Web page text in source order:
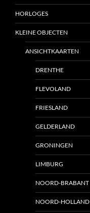
HORLOGES
KLEINE OBJECTEN
ANSICHTKAARTEN
DRENTHE
FLEVOLAND
FRIESLAND
GELDERLAND
GRONINGEN
LIMBURG
NOORD-BRABANT
NOORD-HOLLAND